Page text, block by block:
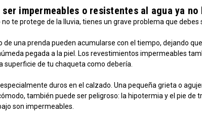
impermeables o resistentes al agua ya no
te protege de la lluvia, tienes un grave problema que debes
de una prenda pueden acumularse con el tiempo, dejando
pegada a la piel. Los revestimientos impermeables
superficie de tu chaqueta como debería.
duros en el calzado. Una pequeña grieta o
también puede ser peligroso: la hipotermia y el pie de
son impermeables.